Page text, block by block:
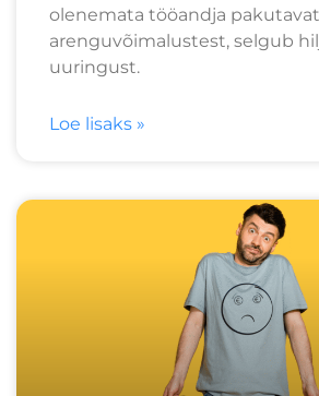
olenemata tööandja
arenguvõimalustest, selgub
uuringust.
Loe lisaks »